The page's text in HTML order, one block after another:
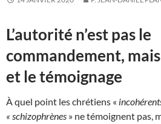
L’autorité n’est pas le
commandement,
et le témoignage
À quel point les chrétiens «
« schizophrènes » ne témoignent pas,